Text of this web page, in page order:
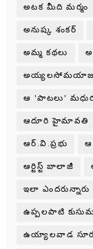
అటక మీది మర్మం
అనుష్క శంకర్
అమ్మ కథలు
ఆ 'పాటలు'
ఆదూరి హైమావతి
ఆర్.వి.ప్రభు
ఆర్టిస్ట్ బాలాజీ
ఇలా ఎందరున్నారు
ఉప్పలపాటి
ఉయ్యాలవాడ